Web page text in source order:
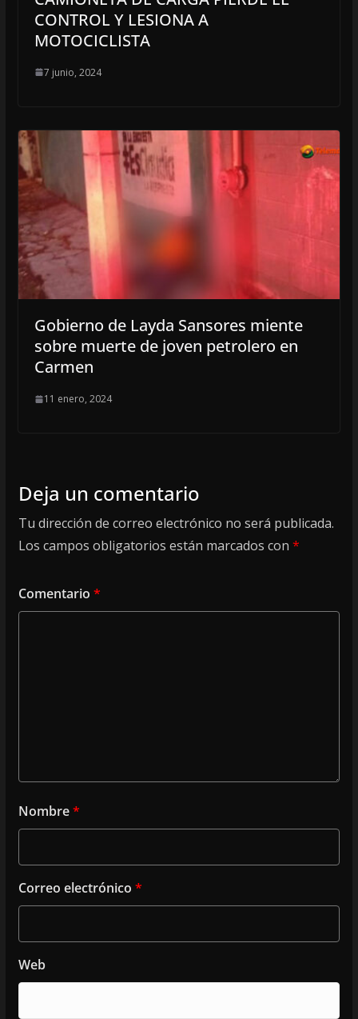
CONTROL Y LESIONA A
MOTOCICLISTA
7 junio, 2024
Gobierno de Layda Sansores miente
sobre muerte de joven petrolero en
Carmen
11 enero, 2024
Deja un comentario
Tu dirección de correo electrónico no será publicada.
Los campos obligatorios están marcados con *
Comentario *
Nombre*
Correo electrónico *
Web